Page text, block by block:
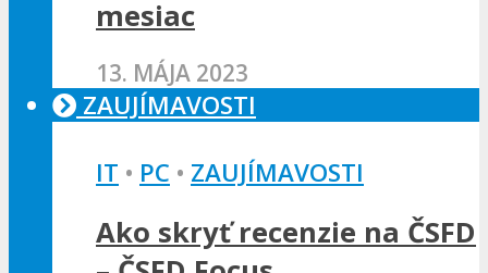
mesiac
13. MÁJA 2023
ZAUJÍMAVOSTI
IT • PC • ZAUJÍMAVOSTI
Ako skryť recenzie na ČSFD